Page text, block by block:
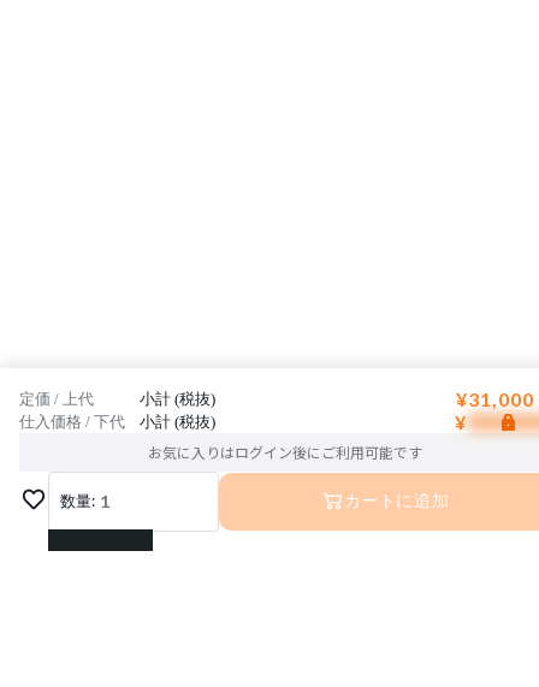
定価 / 上代 小計 (税抜) ¥31,000
仕入価格 / 下代 小計 (税抜) ¥
お気に入りはログイン後にご利用可能です
数量: 1
1
カートに追加